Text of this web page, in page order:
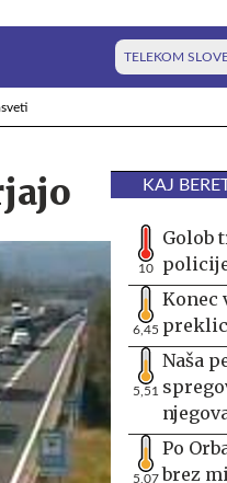
TELEKOM
KAJ
10
Golob
6,45
Konec
5,51
Naša
5,07
Po
brez